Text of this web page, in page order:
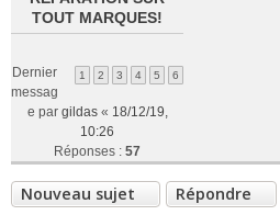
TOUT MARQUES!
1 2 3 4 5 6
Dernier
messag
e par gildas« 18/12/19,
10:26
Réponses : 57
Nouveau sujet Répondre